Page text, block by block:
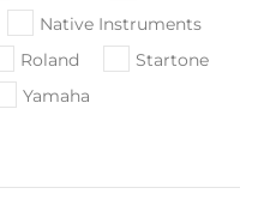
Native Instruments
Roland
Startone
Yamaha